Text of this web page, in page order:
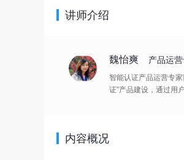
讲师介绍
魏怡爽 产品运
智能认证产品运营专
证”产品建设，通过用
内容概况